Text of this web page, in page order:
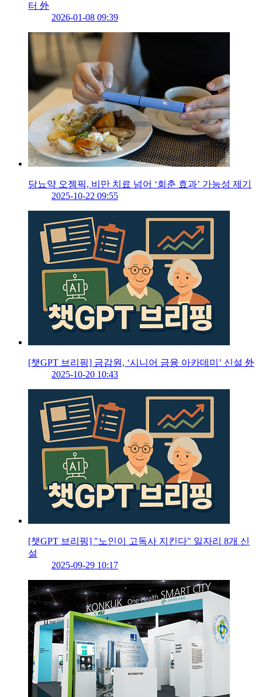
터 外
2026-01-08 09:39
당뇨약 오젬픽, 비만 치료 넘어 ‘회춘 효과’ 가능성 제기
2025-10-22 09:55
[챗GPT 브리핑] 금감원, ‘시니어 금융 아카데미’ 신설 外
2025-10-20 10:43
[챗GPT 브리핑] "노인이 고독사 지킨다" 일자리 8개 신
설
2025-09-29 10:17